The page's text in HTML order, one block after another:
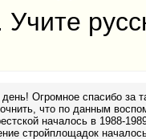
Огромное спасибо за
что по данным
началось в 1988-
стройплощадок